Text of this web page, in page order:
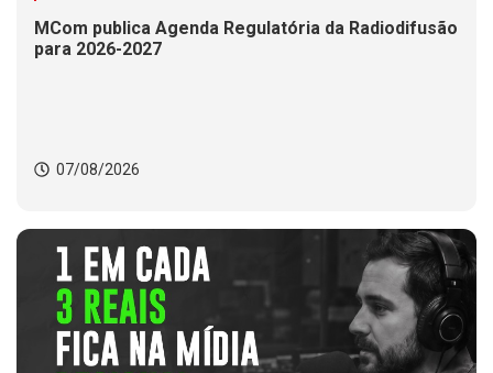
MCom publica Agenda Regulatória da Radiodifusão
para 2026-2027
07/08/2026